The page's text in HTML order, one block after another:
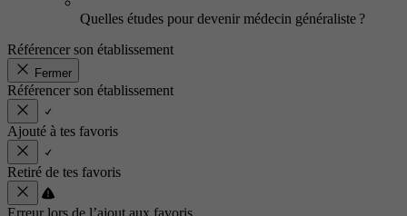
Quelles études pour devenir médecin généraliste ?
Référencer son établissement
Fermer
Référencer son établissement
Ajouté à tes favoris
Retiré de tes favoris
Erreur lors de l’ajout aux favoris